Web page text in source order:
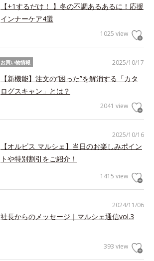
【+1するだけ！ 】冬の不調あるあるに！応援
インナーケア4選
1025 view
2025/10/17
お買い物情報
【新機能】注文の“困った”を解消する「カタ
ログスキャン」とは？
2041 view
2025/10/16
【オルビス マルシェ】当日のお楽しみポイン
トや特別割引をご紹介！
1415 view
2024/11/06
社長からのメッセージ｜マルシェ通信vol.3
393 view